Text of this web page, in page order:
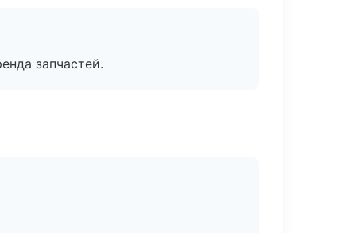
запчастей.